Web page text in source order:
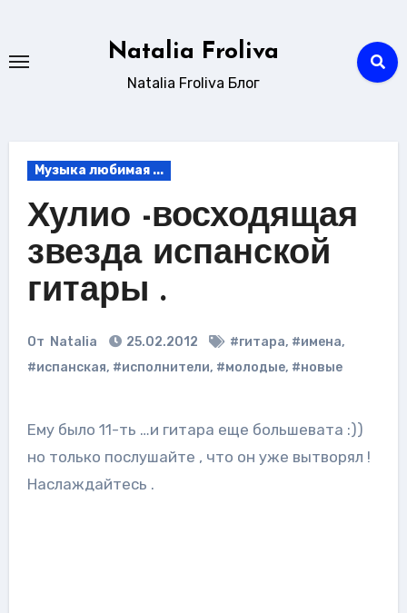
содержанию
Natalia Froliva
Natalia Froliva Блог
Музыка любимая ...
Хулио -восходящая
звезда испанской
гитары .
От Natalia 25.02.2012 #гитара, #имена,
#испанская, #исполнители, #молодые, #новые
Ему было 11-ть …и гитара еще большевата :))
но только послушайте , что он уже вытворял !
Наслаждайтесь .